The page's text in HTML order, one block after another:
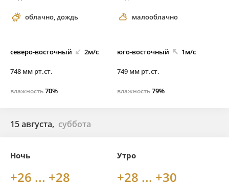
облачно, дождь
северо-восточный 2м/с
748 мм рт.ст.
влажность70%
малооблачно
юго-восточный 1м/с
749 мм рт.ст.
влажность79%
15 августа, суббота
Ночь
+26 ... +28
Утро
+28 ... +30